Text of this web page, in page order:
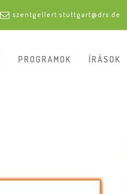
szentgellert.stuttgart@drs.de
PROGRAMOK ÍRÁSOK